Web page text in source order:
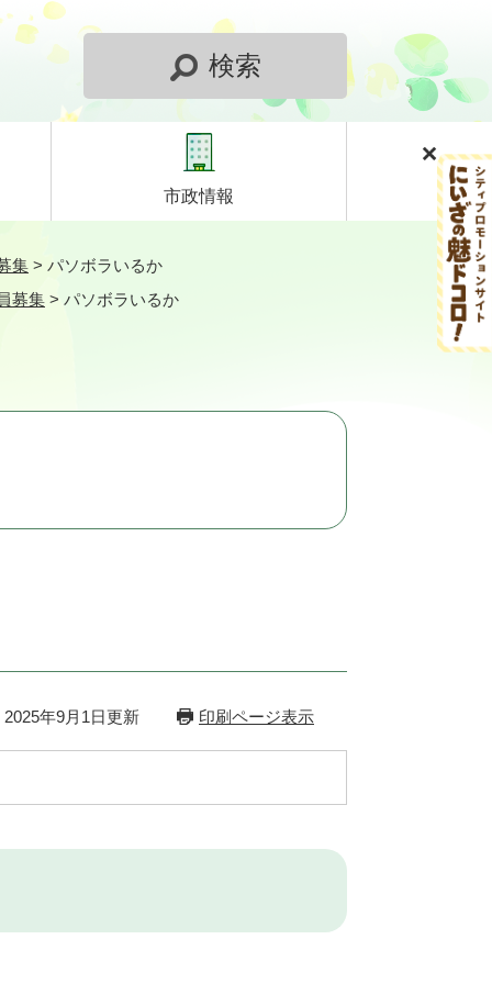
検索
市政情報
集 > パソボラいるか
募集 > パソボラいるか
年9月1日更新 印刷ページ表示